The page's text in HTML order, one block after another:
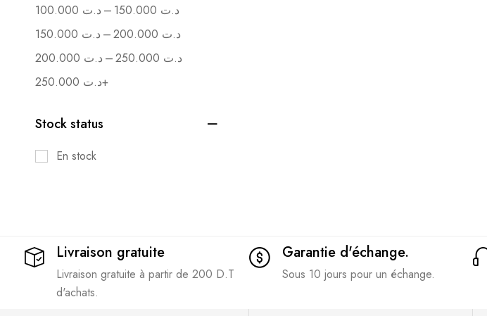
د.ت – د.ت
د.ت – د.ت
د.ت – د.ت
د.ت+
Stock status
En stock
Livraison gratuite
Livraison gratuite à partir de 200 D.T
d'achats.
Garantie d'échange.
Sous 10 jours pour un échange.